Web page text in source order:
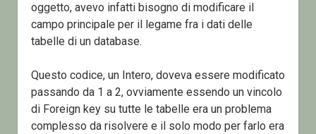
oggetto, avevo infatti bisogno di modificare il
campo principale per il legame fra i dati delle
tabelle di un database.
Questo codice, un Intero, doveva essere modificato
passando da 1 a 2, ovviamente essendo un vincolo
di Foreign key su tutte le tabelle era un problema
complesso da risolvere e il solo modo per farlo era